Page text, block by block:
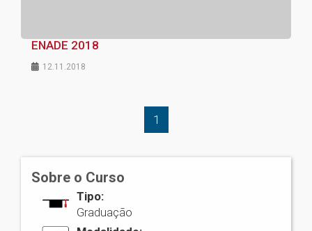
ENADE 2018
12.11.2018
1
Sobre o Curso
Tipo:
Graduação